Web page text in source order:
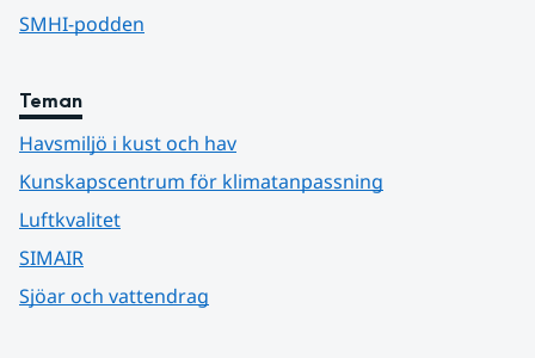
SMHI-podden
Teman
Havsmiljö i kust och hav
Kunskapscentrum för klimatanpassning
Luftkvalitet
SIMAIR
Sjöar och vattendrag